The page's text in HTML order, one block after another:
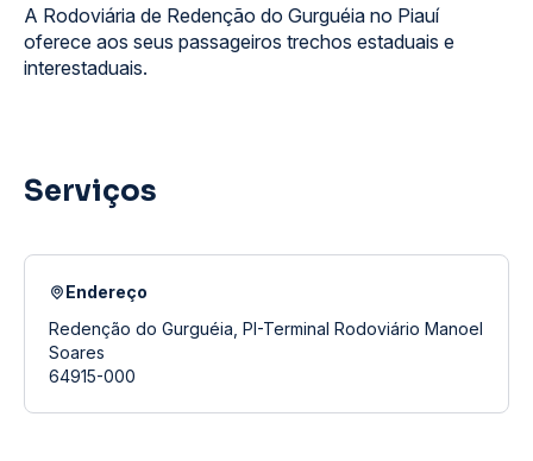
A Rodoviária de Redenção do Gurguéia no Piauí
oferece aos seus passageiros trechos estaduais e
interestaduais.
Serviços
Endereço
Redenção do Gurguéia, PI-Terminal Rodoviário Manoel
Soares
64915-000